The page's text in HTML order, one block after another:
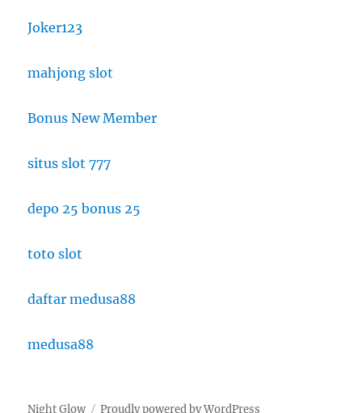
Joker123
mahjong slot
Bonus New Member
situs slot 777
depo 25 bonus 25
toto slot
daftar medusa88
medusa88
Night Glow Proudly powered by WordPress